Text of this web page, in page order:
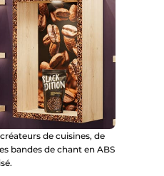
de cuisines, de
bandes de chant en ABS